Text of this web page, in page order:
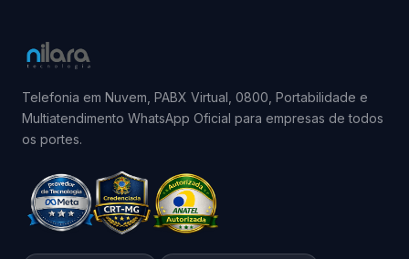
Telefonia em Nuvem, PABX Virtual, 0800, Portabilidade e
Multiatendimento WhatsApp Oficial para empresas de todos
os portes.